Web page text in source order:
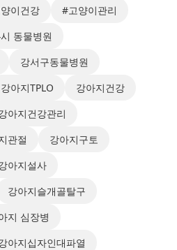
이건강
#고양이관리
동물병원
강서구동물병원
강아지TPLO
강아지건강
아지건강관리
관절
강아지구토
아지설사
강아지슬개골탈구
지 심장병
아지십자인대파열